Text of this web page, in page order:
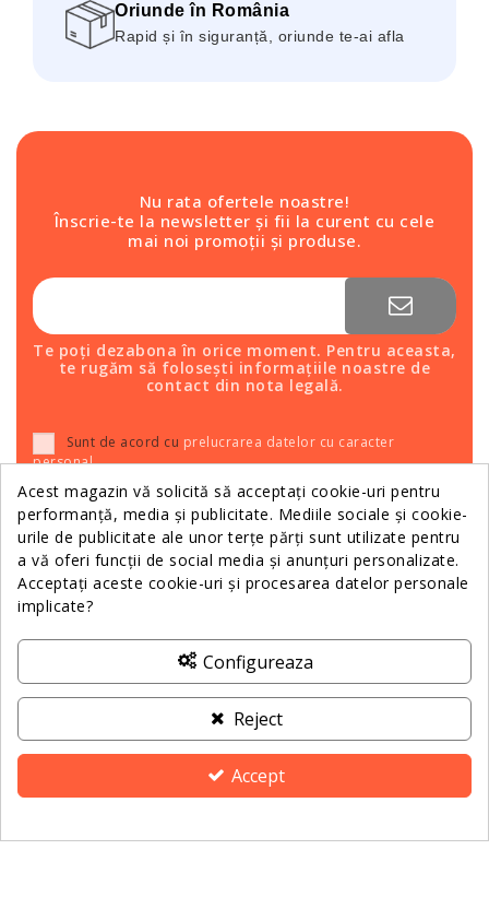
Oriunde în România
Rapid și în siguranță, oriunde te-ai afla
Nu rata ofertele noastre!
Înscrie-te la newsletter și fii la curent cu cele
mai noi promoții și produse.
Te poți dezabona în orice moment. Pentru aceasta,
te rugăm să folosești informațiile noastre de
contact din nota legală.
Sunt de acord cu prelucrarea datelor cu caracter
personal.
Relații Clienții
Informații
Despre Noi
Contactează-ne
ANPC
Acest magazin vă solicită să acceptați cookie-uri pentru
performanță, media și publicitate. Mediile sociale și cookie-
urile de publicitate ale unor terțe părți sunt utilizate pentru
a vă oferi funcții de social media și anunțuri personalizate.
Acceptați aceste cookie-uri și procesarea datelor personale
implicate?
Configureaza
Reject
Accept